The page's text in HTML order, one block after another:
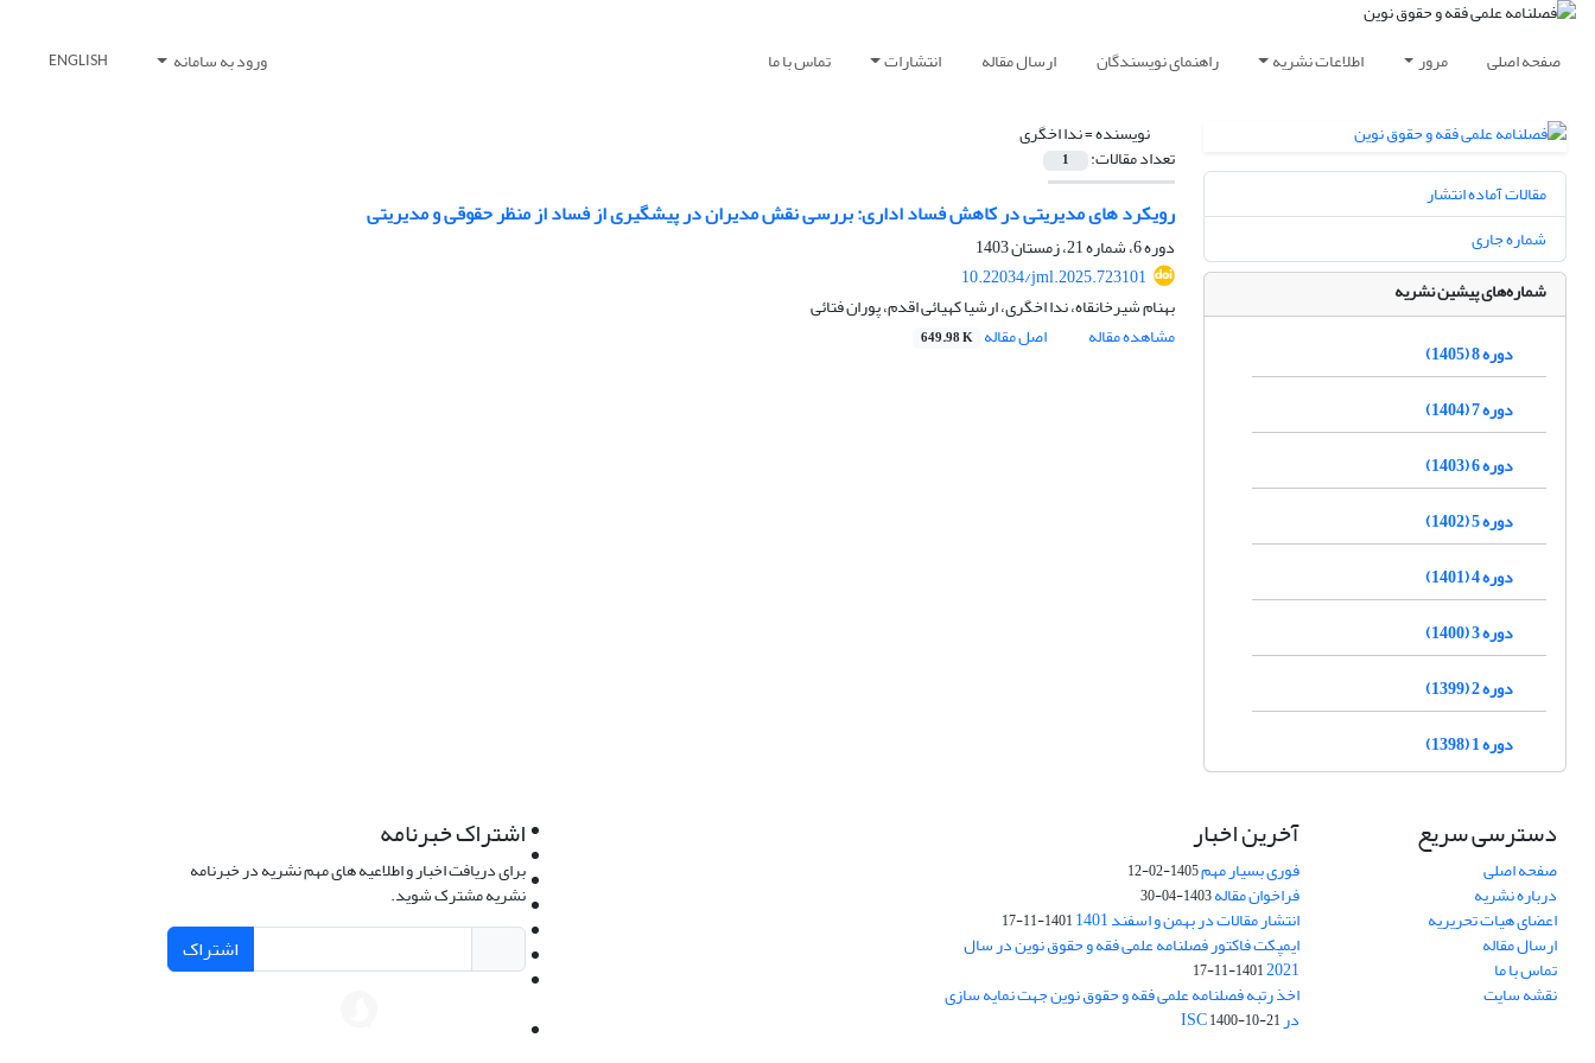
صفحه اصلی مرور اطلاعات نشریه راهنمای نویسندگان ارسال مقاله انتشارات تماس با ما ورود به سامانه ENGLISH
نویسنده =ندا اخگری
تعداد مقالات: 1
رویکرد های مدیریتی در کاهش فساد اداری: بررسی نقش مدیران در پیشگیری از فساد از منظر حقوقی و مدیریتی
دوره 6، شماره 21، زمستان 1403
10.22034/jml.2025.723101
بهنام شیرخانقاه، ندا اخگری، ارشیا کهیائی اقدم، پوران فتائی
مشاهده مقاله
اصل مقاله 649.98 K
مقالات آماده انتشار
شماره جاری
شماره‌های پیشین نشریه
دوره 8 (1405)
دوره 7 (1404)
دوره 6 (1403)
دوره 5 (1402)
دوره 4 (1401)
دوره 3 (1400)
دوره 2 (1399)
دوره 1 (1398)
دسترسی سریع
صفحه اصلی
درباره نشریه
اعضای هیات تحریریه
ارسال مقاله
تماس با ما
نقشه سایت
آخرین اخبار
فوری بسیار مهم1405-02-12
فراخوان مقاله1403-04-30
انتشار مقالات در بهمن و اسفند 1401 1401-11-17
ایمپکت فاکتور فصلنامه علمی فقه و حقوق نوین در سال
2021
1401-11-17
اخذ رتبه فصلنامه علمی فقه و حقوق نوین جهت نمایه سازی
در ISC1400-10-21
اشتراک خبرنامه
برای دریافت اخبار و اطلاعیه های مهم نشریه در خبرنامه
نشریه مشترک شوید.
اشتراک